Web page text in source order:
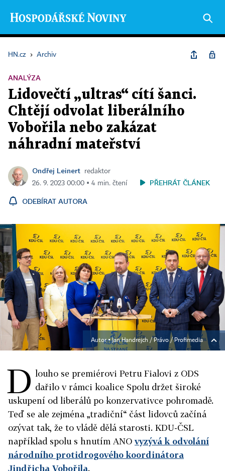
HN.cz › Archiv
ANALÝZA
Lidovečtí „ultras“ cítí šanci.
Chtějí odvolat liberálního
Vobořila nebo zakázat
náhradní mateřství
Ondřej Leinert
redaktor
26. 9. 2023 00:00 ▪ 4 min. čtení
PŘEHRÁT ČLÁNEK
ODEBÍRAT AUTORA
Autor ▪Jan Handrejch / Právo / Profimedia
D louho se premiérovi Petru Fialovi z ODS
dařilo v rámci koalice Spolu držet široké
uskupení od liberálů po konzervativce pohromadě.
Teď se ale zejména „tradiční“ část lidovců začíná
ozývat tak, že to vládě dělá starosti. KDU-ČSL
například spolu s hnutím ANOvyzývá k odvolání
národního protidrogového koordinátora
Jindřicha Vobořila.